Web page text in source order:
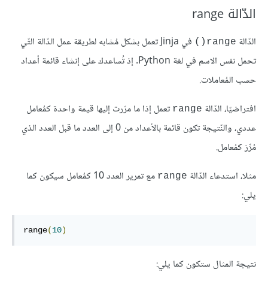
الدّالة range
الدّالة range()
في Jinja تعمل بشكل مُشابه لطريقة عمل الدّالة التّي
تحمل نفس الاسم في لغة Python. إذ تُساعدك على إنشاء قائمة أعداد
حسب المُعاملات.
افتراضيّا، الدّالة range تعمل إذا ما مرّرت إليها قيمة واحدة كمُعامل
عددي، والنّتيجة تكون قائمة بالأعداد من 0 إلى العدد ما قبل العدد الذي
مُرِّرَ كمُعامل.
مثلا، استدعاء الدّالة range
مع تمرير العدد 10 كمُعامل سيكون كما
يلي:
range(10)
نتيجة المثال ستكون كما يلي: